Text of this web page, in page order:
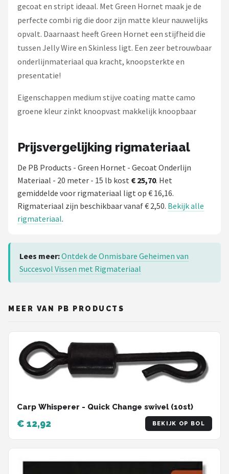
gecoat en stript ideaal. Met Green Hornet maak je de
perfecte combi rig die door zijn matte kleur nauwelijks
opvalt. Daarnaast heeft Green Hornet een stijfheid die
tussen Jelly Wire en Skinless ligt. Een zeer betrouwbaar
onderlijnmateriaal qua kracht, knoopsterkte en
presentatie!
Eigenschappen medium stijve coating matte camo
groene kleur zinkt knoopvast makkelijk knoopbaar
Prijsvergelijking rigmateriaal
De PB Products - Green Hornet - Gecoat Onderlijn
Materiaal - 20 meter - 15 lb kost € 25,70. Het
gemiddelde voor rigmateriaal ligt op € 16,16.
Rigmateriaal zijn beschikbaar vanaf € 2,50. Bekijk alle
rigmateriaal.
Lees meer:Ontdek de Onmisbare Geheimen van
Succesvol Vissen met Rigmateriaal
MEER VAN PB PRODUCTS
Carp Whisperer - Quick Change swivel (10st)
€ 12,92 BEKIJK OP BOL